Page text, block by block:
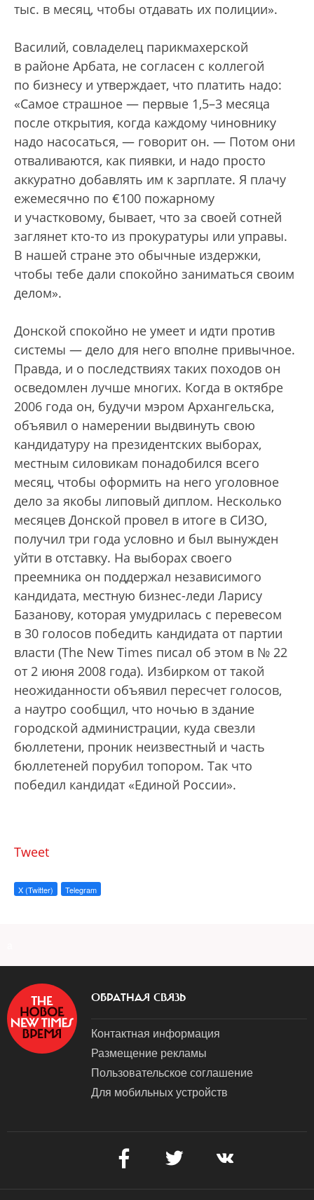
тыс. в месяц, чтобы отдавать их полиции».
Василий, совладелец парикмахерской
в районе Арбата, не согласен с коллегой
по бизнесу и утверждает, что платить надо:
«Самое страшное — первые 1,5–3 месяца
после открытия, когда каждому чиновнику
надо насосаться, — говорит он. — Потом они
отваливаются, как пиявки, и надо просто
аккуратно добавлять им к зарплате. Я плачу
ежемесячно по €100 пожарному
и участковому, бывает, что за своей сотней
заглянет кто-то из прокуратуры или управы.
В нашей стране это обычные издержки,
чтобы тебе дали спокойно заниматься своим
делом».
Донской спокойно не умеет и идти против
системы — дело для него вполне привычное.
Правда, и о последствиях таких походов он
осведомлен лучше многих. Когда в октябре
2006 года он, будучи мэром Архангельска,
объявил о намерении выдвинуть свою
кандидатуру на президентских выборах,
местным силовикам понадобился всего
месяц, чтобы оформить на него уголовное
дело за якобы липовый диплом. Несколько
месяцев Донской провел в итоге в СИЗО,
получил три года условно и был вынужден
уйти в отставку. На выборах своего
преемника он поддержал независимого
кандидата, местную бизнес-леди Ларису
Базанову, которая умудрилась с перевесом
в 30 голосов победить кандидата от партии
власти (The New Times писал об этом в № 22
от 2 июня 2008 года). Избирком от такой
неожиданности объявил пересчет голосов,
а наутро сообщил, что ночью в здание
городской администрации, куда свезли
бюллетени, проник неизвестный и часть
бюллетеней порубил топором. Так что
победил кандидат «Единой России».
Tweet
X (Twitter) Telegram
ОБРАТНАЯ СВЯЗЬ
Контактная информация
Размещение рекламы
Пользовательское соглашение
Для мобильных устройств